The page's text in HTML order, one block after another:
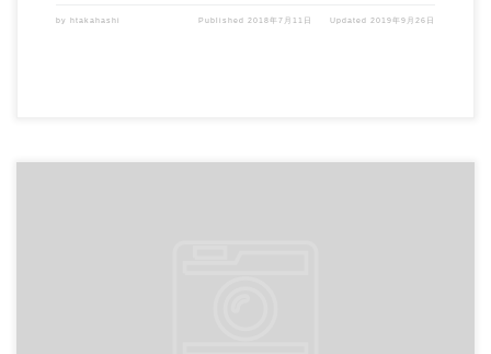
by htakahashi Published 2018年7月11日 Updated 2019年9月26日